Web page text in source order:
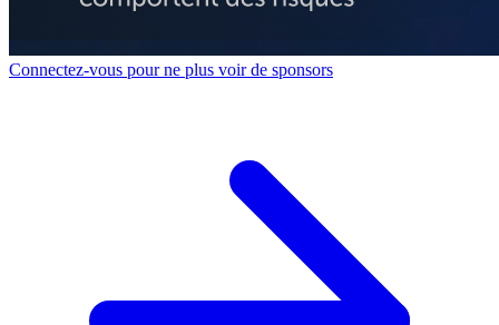
Connectez-vous pour ne plus voir de sponsors